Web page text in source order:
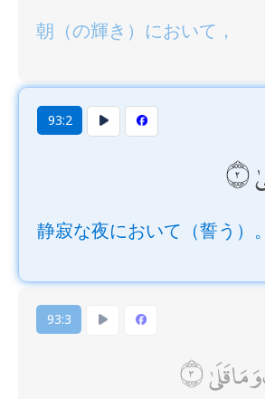
朝（の輝き）において，
93:2
静寂な夜において（誓う）。
93:3
قَلَىٰ